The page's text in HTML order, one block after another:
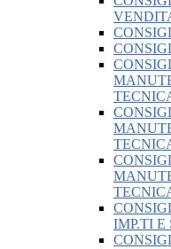
IMP.TI E